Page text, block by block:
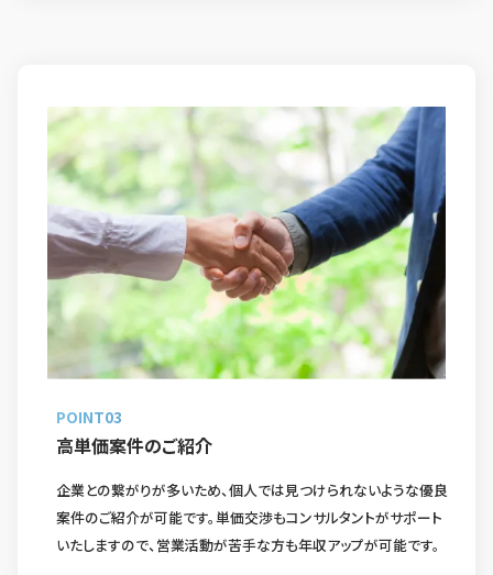
POINT03
高単価案件のご紹介
企業との繋がりが多いため、個人では見つけられないような優良
案件のご紹介が可能です。単価交渉もコンサルタントがサポート
いたしますので、営業活動が苦手な方も年収アップが可能です。